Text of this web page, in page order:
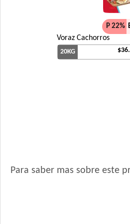
P 22%
Voraz Cachorros
20KG
Para saber mas sobre este